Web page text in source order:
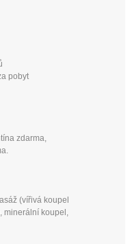
pobyt
zdarma,
(vířivá koupel
minerální koupel,